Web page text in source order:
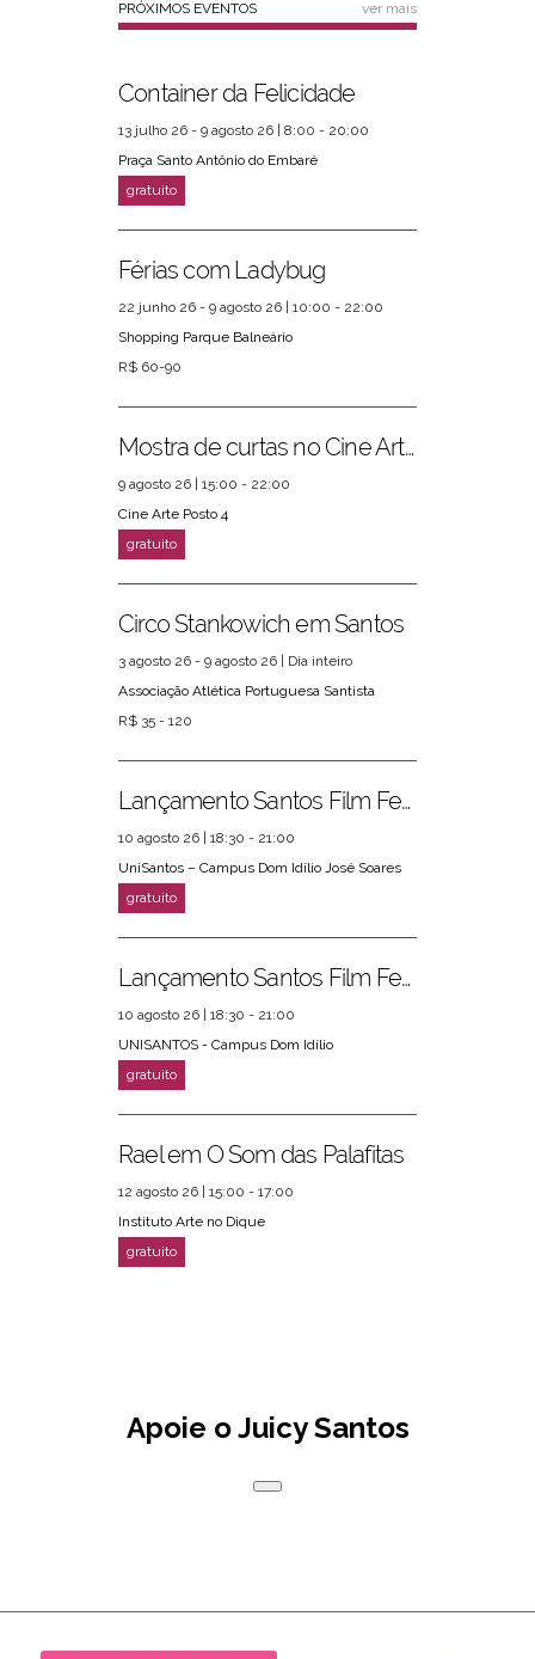
PRÓXIMOS EVENTOS ver mais
Container da Felicidade
13 julho 26 - 9 agosto 26 | 8:00 - 20:00
Praça Santo Antônio do Embaré
Férias com Ladybug
22 junho 26 - 9 agosto 26 | 10:00 - 22:00
Shopping Parque Balneário
R$ 60-90
Mostra de curtas no Cine Arte Posto 4
9 agosto 26 | 15:00 - 22:00
Cine Arte Posto 4
Circo Stankowich em Santos
3 agosto 26 - 9 agosto 26 | Dia inteiro
Associação Atlética Portuguesa Santista
R$ 35 - 120
Lançamento Santos Film Fest
10 agosto 26 | 18:30 - 21:00
UniSantos – Campus Dom Idílio José Soares
Lançamento Santos Film Fest
10 agosto 26 | 18:30 - 21:00
UNISANTOS - Campus Dom Idílio
Rael em O Som das Palafitas
12 agosto 26 | 15:00 - 17:00
Instituto Arte no Dique
Apoie o Juicy Santos